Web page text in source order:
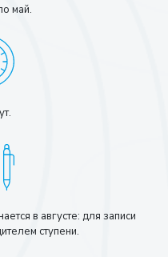
май.
в августе: для записи
ступени.